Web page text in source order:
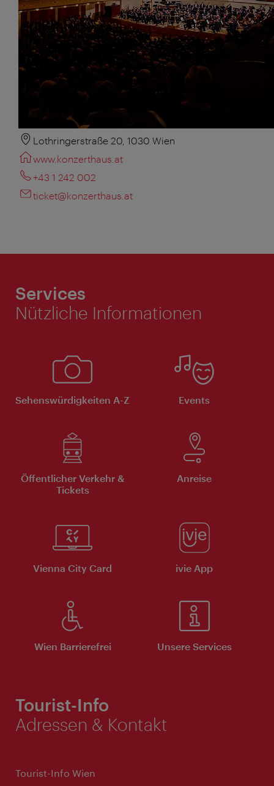
Lothringerstraße 20, 1030 Wien
www.konzerthaus.at
+43 1 242 002
ticket@konzerthaus.at
Services
Nützliche Informationen
Sehenswürdigkeiten A-Z Events
Öffentlicher Verkehr &
Tickets
Anreise
Vienna City Card ivie App
Wien Barrierefrei Unsere Services
Tourist-Info
Adressen & Kontakt
Tourist-Info Wien